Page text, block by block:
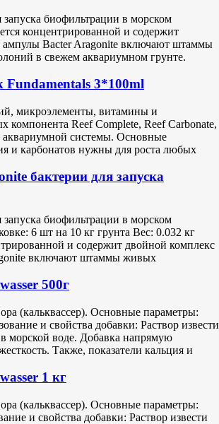
биофильтрации в морском
концентрированной и содержит
Bacter Aragonite включают штаммы
в свежем аквариумном грунте.
Fundamentals 3*100ml
микроэлементы, витамины и
Reef Complete, Reef Carbonate,
аквариумной системы. Основные
и карбонатов нужны для роста любых
бактерии для запуска
биофильтрации в морском
6 шт на 10 кг грунта Вес: 0.032 кг
и содержит двойной комплекс
включают штаммы живых
500г
(кальквассер). Основные параметры:
и свойства добавки: Раствор извести
морской воде. Добавка напрямую
Также, показатели кальция и
1 кг
(кальквассер). Основные параметры:
и свойства добавки: Раствор извести